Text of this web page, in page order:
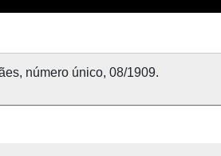
número único, 08/1909.